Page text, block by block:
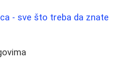
- sve što treba da znate